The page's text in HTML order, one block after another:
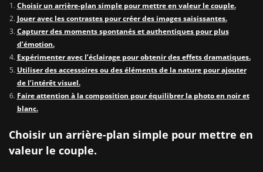
Choisir un arrière-plan simple pour mettre en valeur le couple.
Jouer avec les contrastes pour créer des images saisissantes.
Capturer des moments spontanés et authentiques pour plus
d’émotion.
Expérimenter avec l’éclairage pour obtenir des effets dramatiques.
Utiliser des accessoires ou des éléments de la nature pour ajouter
de l’intérêt visuel.
Faire attention à la composition pour équilibrer la photo en noir et
blanc.
Choisir un arrière-plan simple pour mettre en
valeur le couple.